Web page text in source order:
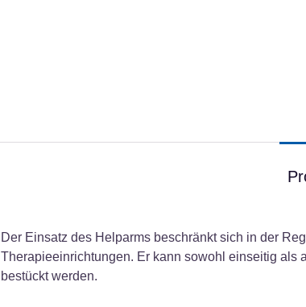
Der Einsatz des Helparms beschränkt sich in der
Therapieeinrichtungen. Er kann sowohl einseitig als
bestückt werden.